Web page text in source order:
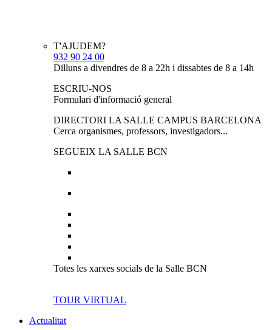
T'AJUDEM?
932 90 24 00
Dilluns a divendres de 8 a 22h i dissabtes de 8 a 14h
ESCRIU-NOS
Formulari d'informació general
DIRECTORI LA SALLE CAMPUS BARCELONA
Cerca organismes, professors, investigadors...
SEGUEIX LA SALLE BCN
Totes les xarxes socials de la Salle BCN
TOUR VIRTUAL
Actualitat